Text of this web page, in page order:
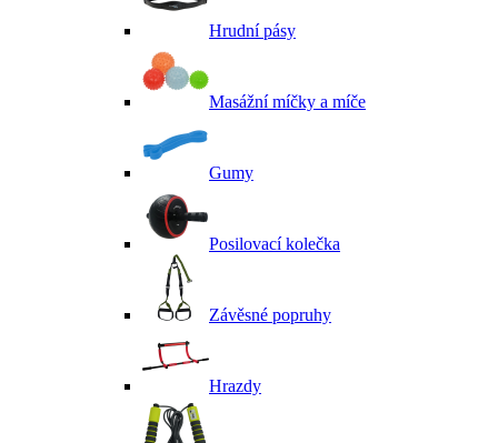
Hrudní pásy
Masážní míčky a míče
Gumy
Posilovací kolečka
Závěsné popruhy
Hrazdy